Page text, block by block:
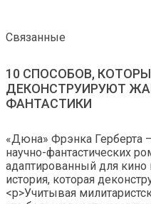
Связанные
10 СПОСОБОВ,
ДЕКОНСТРУИРУЮТ
ФАНТАСТИКИ
«Дюна» Фрэнка Герберта
научно-фантастических
адаптированный для кино
история, которая
<р>Учитывая